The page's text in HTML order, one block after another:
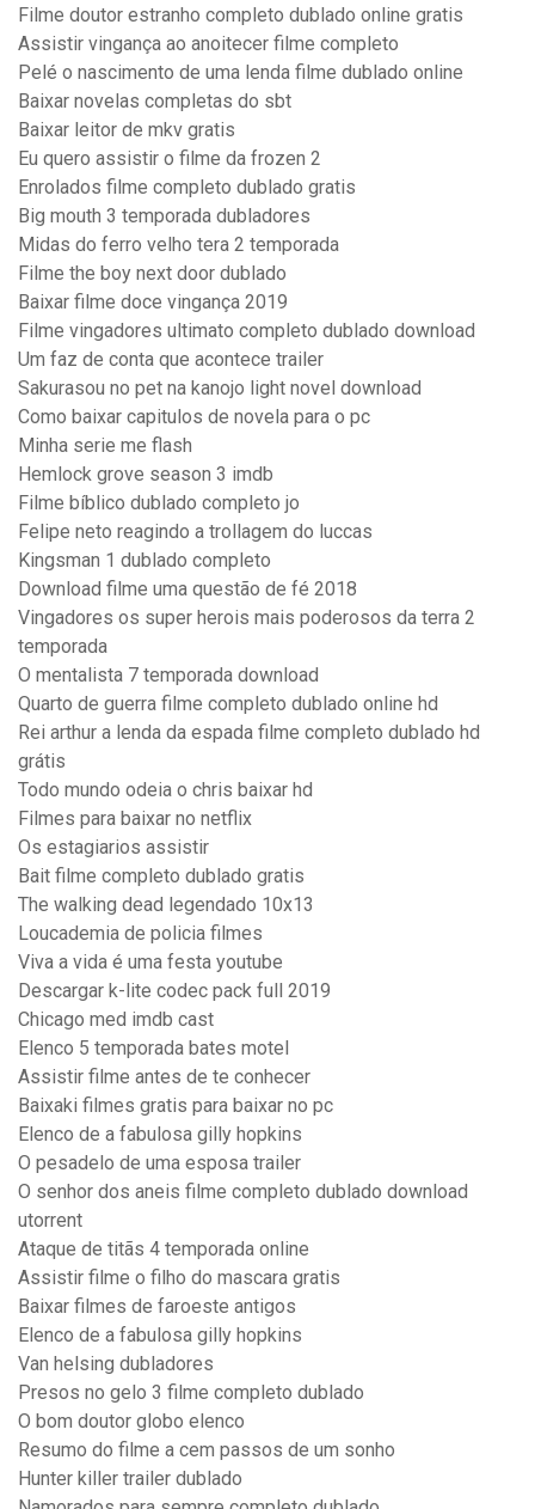
Filme doutor estranho completo dublado online gratis
Assistir vingança ao anoitecer filme completo
Pelé o nascimento de uma lenda filme dublado online
Baixar novelas completas do sbt
Baixar leitor de mkv gratis
Eu quero assistir o filme da frozen 2
Enrolados filme completo dublado gratis
Big mouth 3 temporada dubladores
Midas do ferro velho tera 2 temporada
Filme the boy next door dublado
Baixar filme doce vingança 2019
Filme vingadores ultimato completo dublado download
Um faz de conta que acontece trailer
Sakurasou no pet na kanojo light novel download
Como baixar capitulos de novela para o pc
Minha serie me flash
Hemlock grove season 3 imdb
Filme bíblico dublado completo jo
Felipe neto reagindo a trollagem do luccas
Kingsman 1 dublado completo
Download filme uma questão de fé 2018
Vingadores os super herois mais poderosos da terra 2
temporada
O mentalista 7 temporada download
Quarto de guerra filme completo dublado online hd
Rei arthur a lenda da espada filme completo dublado hd
grátis
Todo mundo odeia o chris baixar hd
Filmes para baixar no netflix
Os estagiarios assistir
Bait filme completo dublado gratis
The walking dead legendado 10x13
Loucademia de policia filmes
Viva a vida é uma festa youtube
Descargar k-lite codec pack full 2019
Chicago med imdb cast
Elenco 5 temporada bates motel
Assistir filme antes de te conhecer
Baixaki filmes gratis para baixar no pc
Elenco de a fabulosa gilly hopkins
O pesadelo de uma esposa trailer
O senhor dos aneis filme completo dublado download
utorrent
Ataque de titãs 4 temporada online
Assistir filme o filho do mascara gratis
Baixar filmes de faroeste antigos
Elenco de a fabulosa gilly hopkins
Van helsing dubladores
Presos no gelo 3 filme completo dublado
O bom doutor globo elenco
Resumo do filme a cem passos de um sonho
Hunter killer trailer dublado